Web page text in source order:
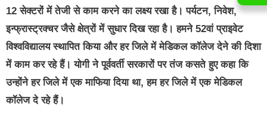
12 सेक्टरों में तेजी से काम करने का लक्ष्य रखा है। पर्यटन, निवेश,
इन्फ्रास्ट्रक्चर जैसे क्षेत्रों में सुधार दिख रहा है। हमने 52वां प्राइवेट
विश्वविद्यालय स्थापित किया और हर जिले में मेडिकल कॉलेज देने की दिशा
में काम कर रहे हैं। योगी ने पूर्ववर्ती सरकारों पर तंज कसते हुए कहा कि
उन्होंने हर जिले में एक माफिया दिया था, हम हर जिले में एक मेडिकल
कॉलेज दे रहे हैं।